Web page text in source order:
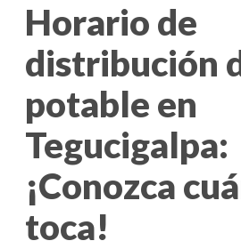
Horario de
distribución
potable en
Tegucigalpa:
¡Conozca
toca!